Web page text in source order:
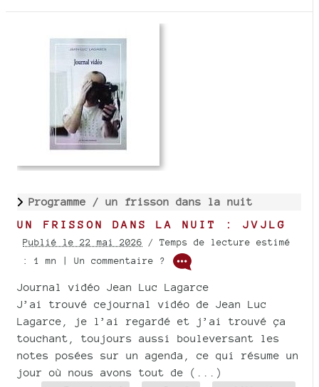
Programme / un frisson dans la nuit
UN FRISSON DANS LA NUIT : JVJLG
Publié le 22 mai 2026 / Temps de lecture estimé
: 1 mn | Un commentaire ?
Journal vidéo Jean Luc Lagarce
J’ai trouvé cejournal vidéo de Jean Luc
Lagarce, je l’ai regardé et j’ai trouvé ça
touchant, toujours aussi bouleversant les
notes posées sur un agenda, ce qui résume un
jour où nous avons tout de (...)